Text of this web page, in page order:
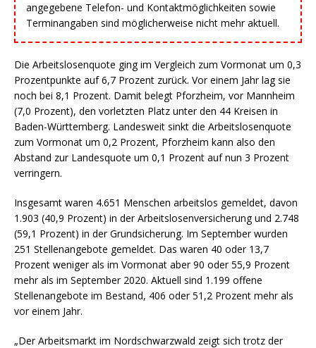
angegebene Telefon- und Kontaktmöglichkeiten sowie
Terminangaben sind möglicherweise nicht mehr aktuell.
Die Arbeitslosenquote ging im Vergleich zum Vormonat um 0,3
Prozentpunkte auf 6,7 Prozent zurück. Vor einem Jahr lag sie
noch bei 8,1 Prozent. Damit belegt Pforzheim, vor Mannheim
(7,0 Prozent), den vorletzten Platz unter den 44 Kreisen in
Baden-Württemberg. Landesweit sinkt die Arbeitslosenquote
zum Vormonat um 0,2 Prozent, Pforzheim kann also den
Abstand zur Landesquote um 0,1 Prozent auf nun 3 Prozent
verringern.
Insgesamt waren 4.651 Menschen arbeitslos gemeldet, davon
1.903 (40,9 Prozent) in der Arbeitslosenversicherung und 2.748
(59,1 Prozent) in der Grundsicherung. Im September wurden
251 Stellenangebote gemeldet. Das waren 40 oder 13,7
Prozent weniger als im Vormonat aber 90 oder 55,9 Prozent
mehr als im September 2020. Aktuell sind 1.199 offene
Stellenangebote im Bestand, 406 oder 51,2 Prozent mehr als
vor einem Jahr.
„Der Arbeitsmarkt im Nordschwarzwald zeigt sich trotz der